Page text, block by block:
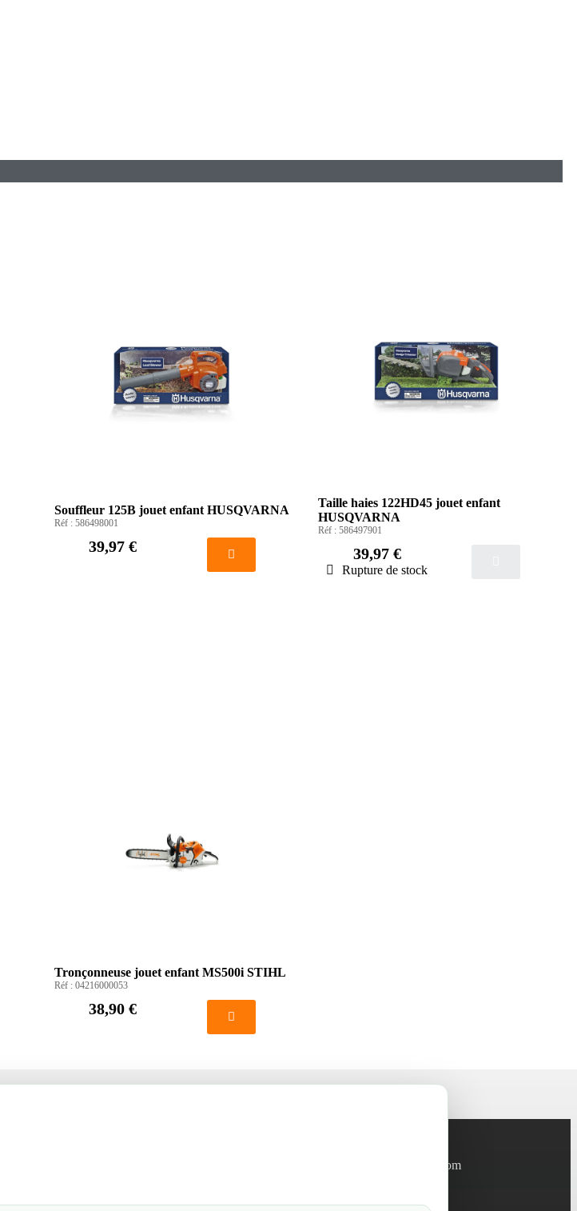
Souffleur 125B jouet enfant HUSQVARNA
Réf : 586498001
39,97 €
Taille haies 122HD45 jouet enfant
HUSQVARNA
Réf :586497901
39,97 €
Rupture de stock
Tronçonneuse jouet enfant MS500i STIHL
Réf : 04216000053
38,90 €
info@green-tech-shop.com